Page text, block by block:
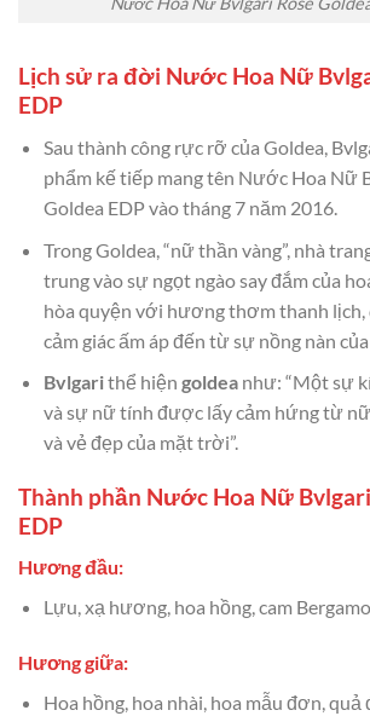
Lịch sử ra đời Nước Hoa Nữ
EDP
Sau thành công rực rỡ của Goldea,
phẩm kế tiếp mang tên Nước Hoa Nữ
Goldea EDPvào tháng 7 năm 2016.
Trong Goldea, “nữ thần vàng”, nhà
trung vào sự ngọt ngào say đắm của
hòa quyện với hương thơm thanh lịch,
cảm giác ấm áp đến từ sự nồng nàn
Bvlgarithể hiện goldeanhư: “Một sự
và sự nữ tính được lấy cảm hứng từ
và vẻ đẹp của mặt trời”.
Thành phần Nước Hoa Nữ
EDP
Hương đầu:
Lựu, xạ hương, hoa hồng, cam
Hương giữa:
Hoa hồng, hoa nhài, hoa mẫu đơn, quả